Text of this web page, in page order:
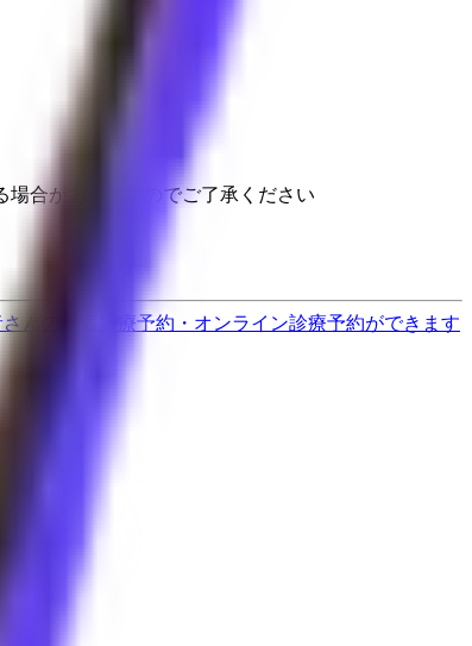
合がありますのでご了承ください
んの対面診療予約・オンライン診療予約ができます